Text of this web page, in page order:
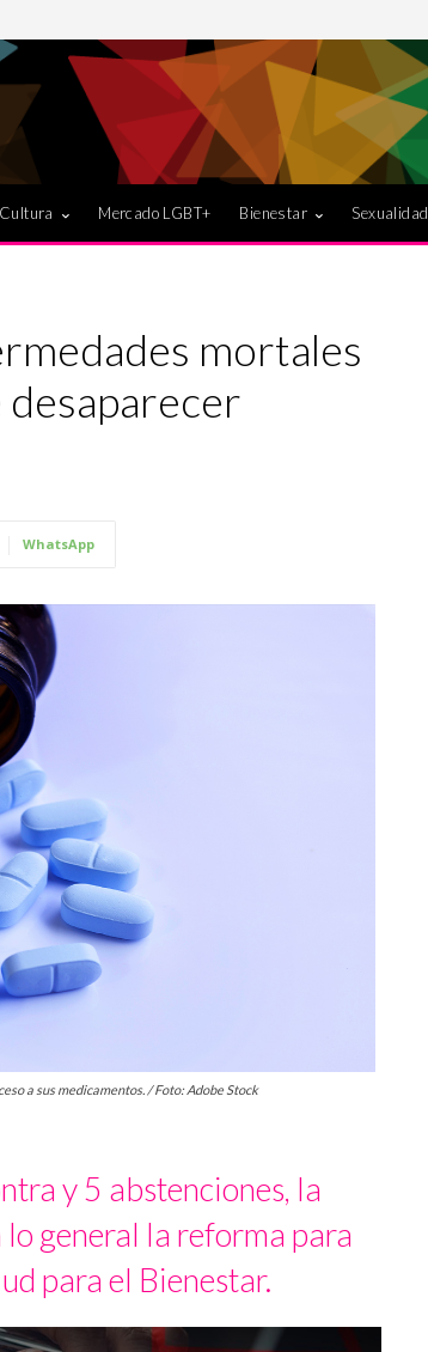
Cultura Mercado LGBT+ Bienestar Sexualidad
mortales
desaparecer
WhatsApp
a sus medicamentos. / Foto: Adobe Stock
y 5 abstenciones, la
general la reforma para
para el Bienestar.